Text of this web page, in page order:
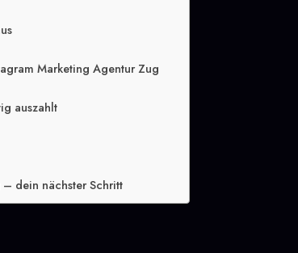
Marketing Agentur Zug
auszahlt
dein nächster Schritt